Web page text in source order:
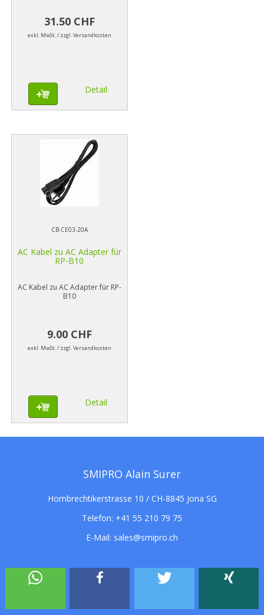
31.50 CHF
exkl. MwSt. / zzgl. Versandkosten
Detail
CB-CE03-20A
AC Kabel zu AC Adapter für
RP-B10
AC Kabel zu AC Adapter für RP-
B10
9.00 CHF
exkl. MwSt. / zzgl. Versandkosten
Detail
SMIPRO Alain Surer
Hombrechtikerstrasse 10 / CH-8845 Jona SG
Telefon: +41 55 210 79 75
E-Mail: sales@smipro.ch